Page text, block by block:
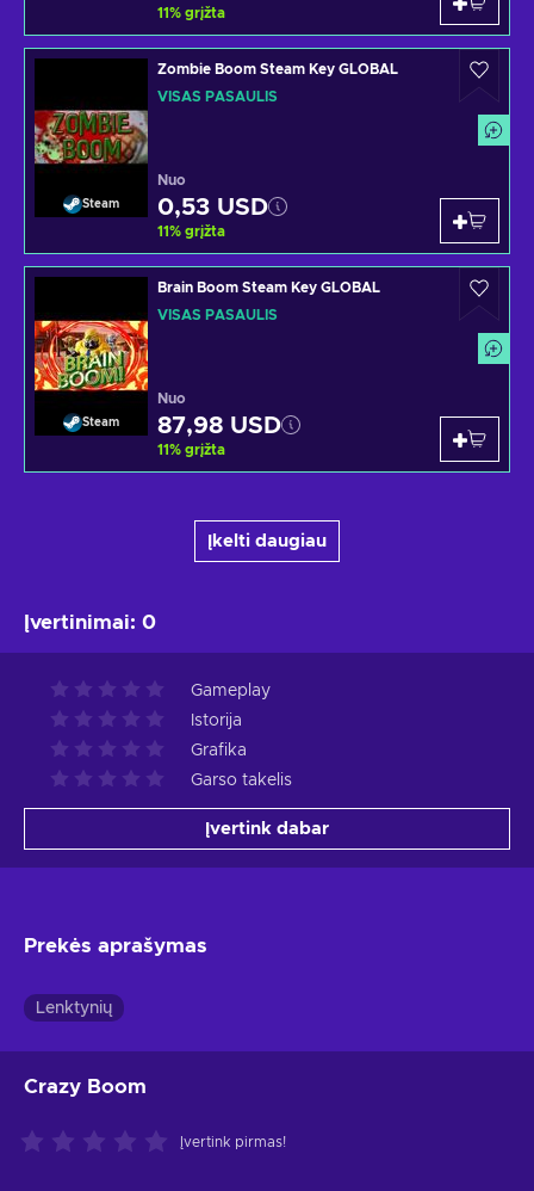
11% grįžta
Steam
Zombie Boom Steam Key GLOBAL
VISAS PASAULIS
Nuo
0,53 USD
11% grįžta
Steam
Brain Boom Steam Key GLOBAL
VISAS PASAULIS
Nuo
87,98 USD
11% grįžta
Įkelti daugiau
Įvertinimai: 0
Gameplay
Istorija
Grafika
Garso takelis
Įvertink dabar
Prekės aprašymas
Lenktynių
Crazy Boom
Įvertink pirmas!